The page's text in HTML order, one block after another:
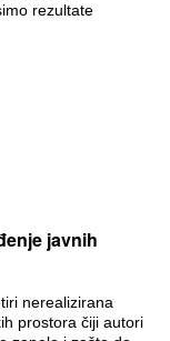
rezultate
javnih
nerealizirana
prostora čiji autori